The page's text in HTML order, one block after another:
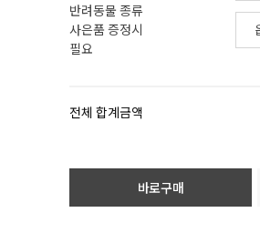
반려동물 종류
사은품 증정시
필요
전체 합계금액
바로구매